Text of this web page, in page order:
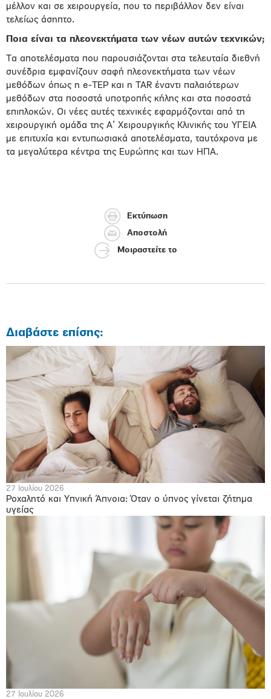
μέλλον και σε χειρουργεία, που το περιβάλλον δεν είναι
τελείως άσηπτο.
Ποια είναι τα πλεονεκτήματα των νέων αυτών τεχνικών;
Τα αποτελέσματα που παρουσιάζονται στα τελευταία διεθνή
συνέδρια εμφανίζουν σαφή πλεονεκτήματα των νέων
μεθόδων όπως η e-TEP και η TAR έναντι παλαιότερων
μεθόδων στα ποσοστά υποτροπής κήλης και στα ποσοστά
επιπλοκών. Οι νέες αυτές τεχνικές εφαρμόζονται από τη
χειρουργική ομάδα της Α’ Χειρουργικής Κλινικής του ΥΓΕΙΑ
με επιτυχία και εντυπωσιακά αποτελέσματα, ταυτόχρονα με
τα μεγαλύτερα κέντρα της Ευρώπης και των ΗΠΑ.
Εκτύπωση
Αποστολή
Μοιραστείτε το
Διαβάστε επίσης:
27 Ιουλίου 2026
Ροχαλητό και Υπνική Άπνοια: Όταν ο ύπνος γίνεται ζήτημα
υγείας
27 Ιουλίου 2026